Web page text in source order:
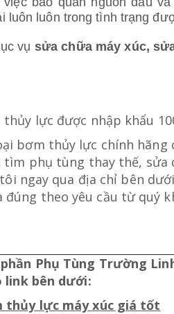
luôn luôn trong tình trạng
vụ sửa chữa máy xúc,
lực được nhập khẩu
bơm thủy lực chính hãng
phụ tùng thay thế, sửa
ngay qua địa chỉ bên
theo yêu cầu từ quý
Phụ Tùng Trường
link bên dưới:
thủy lực máy xúc giá tốt